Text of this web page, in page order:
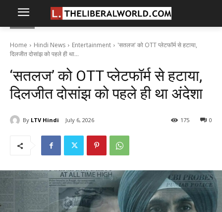
Home Hindi News Entertainment
'सतलज' को OTT प्लेटफॉर्म से हटाया,
दिलजीत दोसांझ को पहले ही था...
‘सतलज’ को OTT प्लेटफॉर्म से हटाया,
दिलजीत दोसांझ को पहले ही था अंदेशा
By LTV Hindi July 6, 2026 0
175